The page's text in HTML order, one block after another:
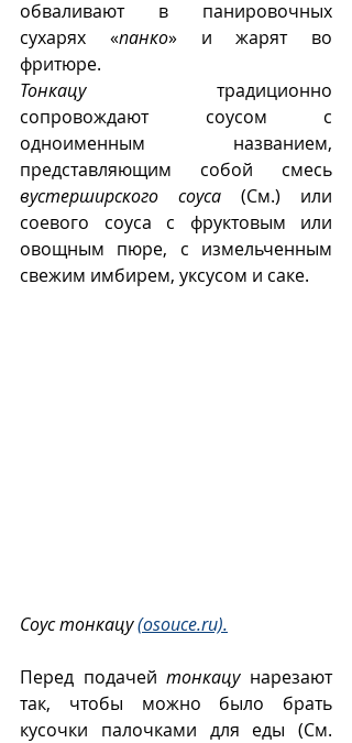
обваливают в панировочных
сухарях «панко» и жарят во
фритюре.
Тонкацу традиционно
сопровождают соусом с
одноименным названием,
вустерширского соуса (См.) или
соевого соуса с фруктовым или
овощным пюре, с измельченным
свежим имбирем, уксусом и саке.
Соус тонкацу (osouce.ru).
Перед подачей тонкацу нарезают
так, чтобы можно было брать